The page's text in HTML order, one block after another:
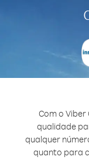
Com o
qualidade
qualquer
quanto para